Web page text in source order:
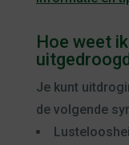
Hoe weet
Je kunt
de volgende